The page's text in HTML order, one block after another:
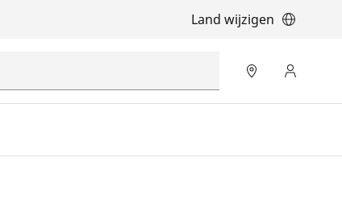
Land wijzigen